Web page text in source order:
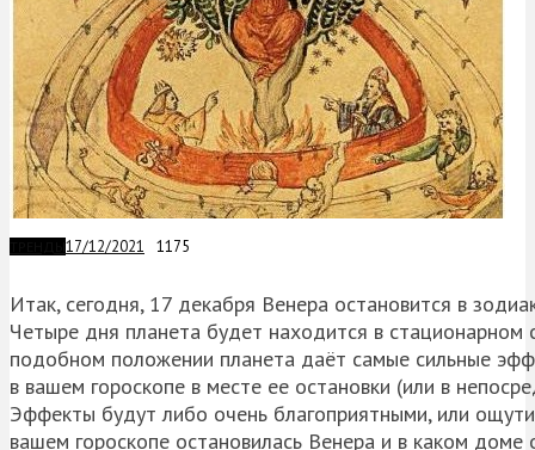
17/12/2021 1175
Итак, сегодня, 17 декабря Венера остановится в
Четыре дня планета будет находится в
подобном положении планета даёт самые сильные
в вашем гороскопе в месте ее остановки (или в
Эффекты будут либо очень благоприятными, или
вашем гороскопе остановилась Венера и в каком